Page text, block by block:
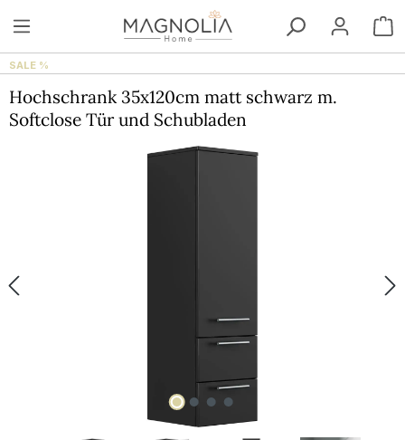
Zum Hauptinhalt springen
SALE %
Hochschrank 35x120cm matt schwarz m.
Softclose Tür und Schubladen
Bildergalerie überspringen